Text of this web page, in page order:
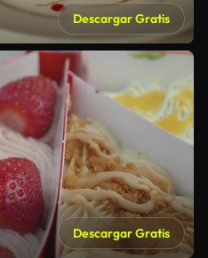
Descargar Gratis
Descargar Gratis